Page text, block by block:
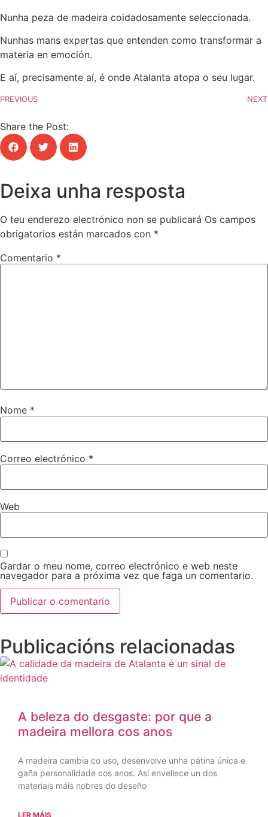
Nunha peza de madeira coidadosamente seleccionada.
Nunhas mans expertas que entenden como transformar a
materia en emoción.
E aí, precisamente aí, é onde Atalanta atopa o seu lugar.
PREVIOUS NEXT
Share the Post:
Deixa unha resposta
O teu enderezo electrónico non se publicará Os campos
obrigatorios están marcados con *
Comentario *
Nome *
Correo electrónico *
Web
Gardar o meu nome, correo electrónico e web neste
navegador para a próxima vez que faga un comentario.
Publicacións relacionadas
A beleza do desgaste: por que a
madeira mellora cos anos
A madeira cambia co uso, desenvolve unha pátina única e
gaña personalidade cos anos. Así envellece un dos
materiais máis nobres do deseño
LER MÁIS